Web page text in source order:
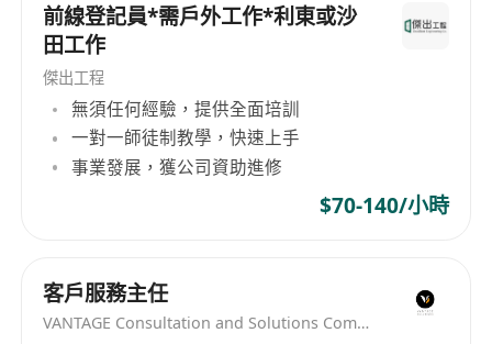
前線登記員*需戶外工作*利東或沙
田工作
傑出工程
無須任何經驗，提供全面培訓
一對一師徒制教學，快速上手
事業發展，獲公司資助進修
$70-140/小時
客戶服務主任
VANTAGE Consultation and Solutions Company